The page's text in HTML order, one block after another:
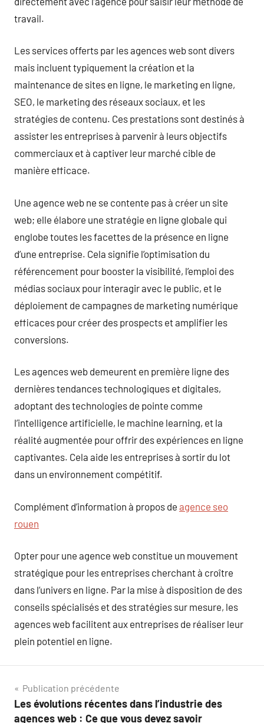
travail.
Les services offerts par les agences web sont divers
mais incluent typiquement la création et la
maintenance de sites en ligne, le marketing en ligne,
SEO, le marketing des réseaux sociaux, et les
stratégies de contenu. Ces prestations sont destinés à
assister les entreprises à parvenir à leurs objectifs
commerciaux et à captiver leur marché cible de
manière efficace.
Une agence web ne se contente pas à créer un site
web; elle élabore une stratégie en ligne globale qui
englobe toutes les facettes de la présence en ligne
d’une entreprise. Cela signifie l’optimisation du
référencement pour booster la visibilité, l’emploi des
médias sociaux pour interagir avec le public, et le
déploiement de campagnes de marketing numérique
efficaces pour créer des prospects et amplifier les
conversions.
Les agences web demeurent en première ligne des
dernières tendances technologiques et digitales,
adoptant des technologies de pointe comme
l’intelligence artificielle, le machine learning, et la
réalité augmentée pour offrir des expériences en ligne
captivantes. Cela aide les entreprises à sortir du lot
dans un environnement compétitif.
Complément d’information à propos de agence seo
rouen
Opter pour une agence web constitue un mouvement
stratégique pour les entreprises cherchant à croître
dans l’univers en ligne. Par la mise à disposition de des
conseils spécialisés et des stratégies sur mesure, les
agences web facilitent aux entreprises de réaliser leur
plein potentiel en ligne.
Navigation
de
Publication précédente
Les évolutions récentes dans l’industrie des
agences web : Ce que vous devez savoir